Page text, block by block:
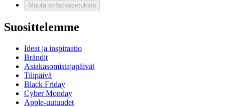
Muuta evästeasetuksia
Suosittelemme
Ideat ja inspiraatio
Brändit
Asiakasomistajapäivät
Tilipäivä
Black Friday
Cyber Monday
Apple-uutuudet